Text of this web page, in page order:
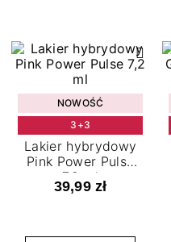
NOWOŚĆ
3+3
Lakier hybrydowy
Pink Power Pulse
7,2 ml
39,99 zł